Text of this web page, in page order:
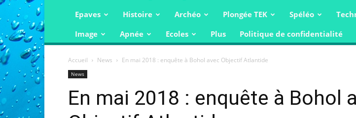
Epaves
Histoire Archéo Plongée TEK Spéléo
Image
Apnée Ecoles Plus Politique de confidentialité
Accueil News En mai 2018 : enquête à Bohol avec Objectif Atlantide
News
En mai 2018 : enquête à Bohol